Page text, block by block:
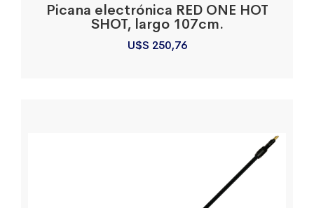
Picana electrónica RED ONE HOT
SHOT, largo 107cm.
U$S 250,76